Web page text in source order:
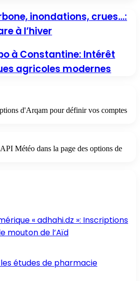
inondations, crues…:
à l’hiver
à Constantine: Intérêt
agricoles modernes
d'Arqam pour définir vos comptes
Météo dans la page des options de
« adhahi.dz »: Inscriptions
mouton de l’Aïd
études de pharmacie